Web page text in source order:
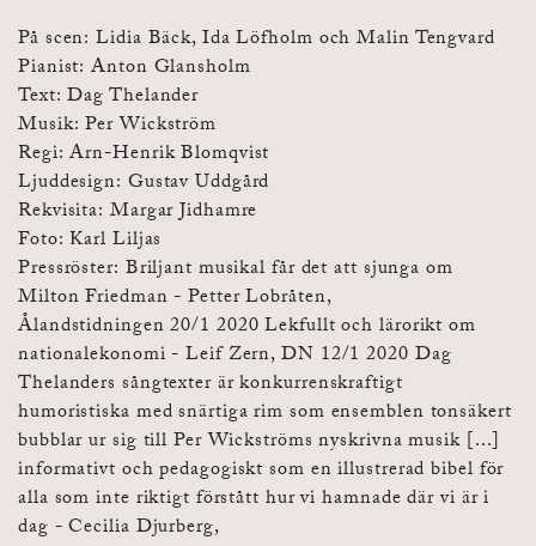
På scen: Lidia Bäck, Ida Löfholm och Malin Tengvard
Pianist: Anton Glansholm
Text: Dag Thelander
Musik: Per Wickström
Regi: Arn-Henrik Blomqvist
Ljuddesign: Gustav Uddgård
Rekvisita: Margar Jidhamre
Foto: Karl Liljas
Pressröster: Briljant musikal får det att sjunga om
Milton Friedman - Petter Lobråten,
Ålandstidningen 20/1 2020 Lekfullt och lärorikt om
nationalekonomi - Leif Zern, DN 12/1 2020 Dag
Thelanders sångtexter är konkurrenskraftigt
humoristiska med snärtiga rim som ensemblen tonsäkert
bubblar ur sig till Per Wickströms nyskrivna musik [...]
informativt och pedagogiskt som en illustrerad bibel för
alla som inte riktigt förstått hur vi hamnade där vi är i
dag - Cecilia Djurberg,